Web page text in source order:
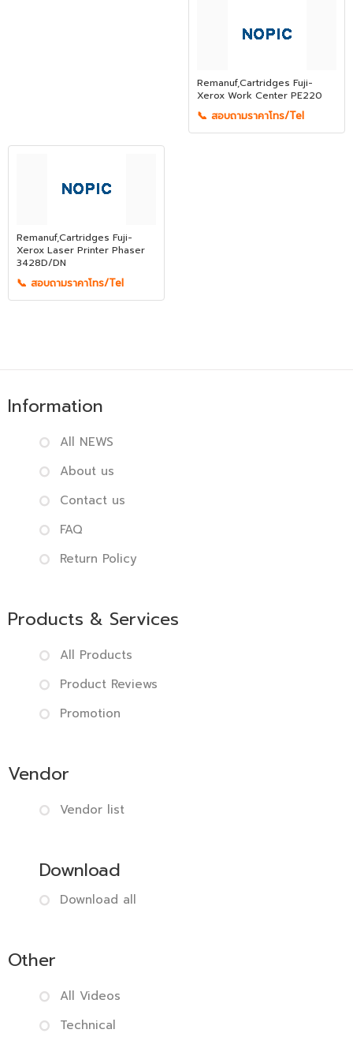
Remanuf,Cartridges Fuji-
Xerox Work Center PE220
📞 สอบถามราคาโทร/Tel
Remanuf,Cartridges Fuji-
Xerox Laser Printer Phaser
3428D/DN
📞 สอบถามราคาโทร/Tel
Information
All NEWS
About us
Contact us
FAQ
Return Policy
Products & Services
All Products
Product Reviews
Promotion
Vendor
Vendor list
Download
Download all
Other
All Videos
Technical